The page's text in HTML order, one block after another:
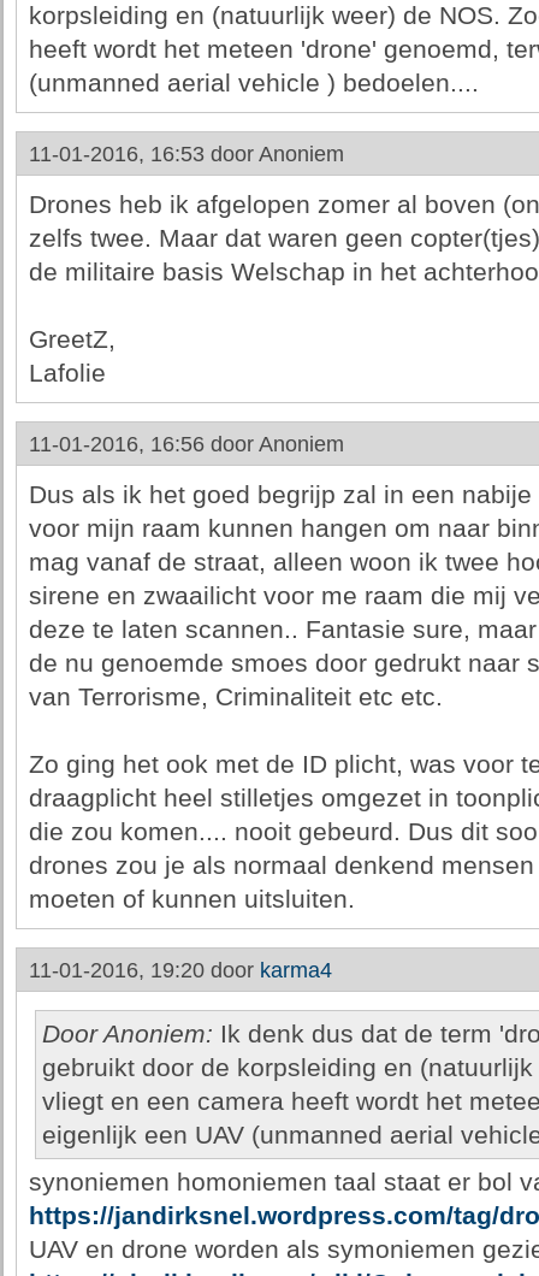
korpsleiding en (natuurlijk weer) de NOS.
heeft wordt het meteen 'drone' genoemd,
(unmanned aerial vehicle ) bedoelen....
11-01-2016, 16:53 door Anoniem
Drones heb ik afgelopen zomer al boven
zelfs twee. Maar dat waren geen
de militaire basis Welschap in het
GreetZ,
Lafolie
11-01-2016, 16:56 door Anoniem
Dus als ik het goed begrijp zal in een
voor mijn raam kunnen hangen om naar
mag vanaf de straat, alleen woon ik twee
sirene en zwaailicht voor me raam die mij
deze te laten scannen.. Fantasie sure,
de nu genoemde smoes door gedrukt naar
van Terrorisme, Criminaliteit etc etc.
Zo ging het ook met de ID plicht, was voor
draagplicht heel stilletjes omgezet in
die zou komen.... nooit gebeurd. Dus dit
drones zou je als normaal denkend
moeten of kunnen uitsluiten.
11-01-2016, 19:20 door karma4
Door Anoniem: Ik denk dus dat de term
gebruikt door de korpsleiding en
vliegt en een camera heeft wordt het
eigenlijk een UAV (unmanned aerial
synoniemen homoniemen taal staat er bol
https://jandirksnel.wordpress.com/tag/
UAV en drone worden als symoniemen